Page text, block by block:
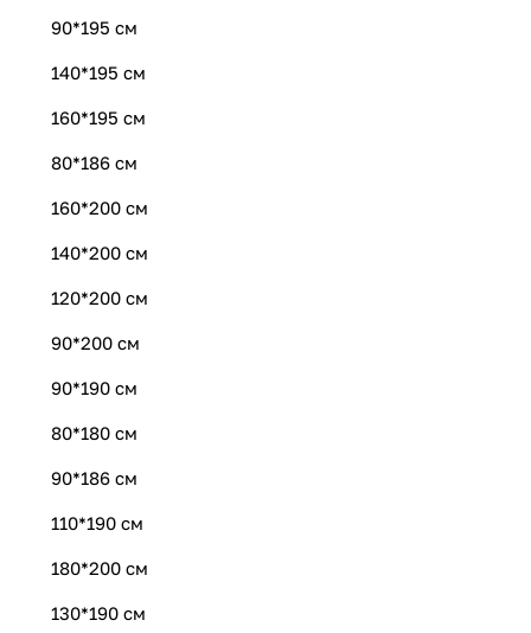
90*195 см
140*195 см
160*195 см
80*186 см
160*200 см
140*200 см
120*200 см
90*200 см
90*190 см
80*180 см
90*186 см
110*190 см
180*200 см
130*190 см